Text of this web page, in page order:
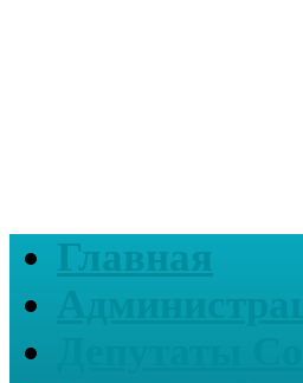
Главная